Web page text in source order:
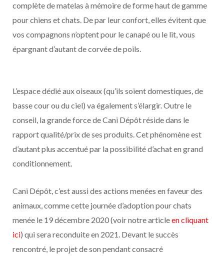
complète de matelas à mémoire de forme haut de gamme
pour chiens et chats. De par leur confort, elles évitent que
vos compagnons n’optent pour le canapé ou le lit, vous
épargnant d’autant de corvée de poils.
L’espace dédié aux oiseaux (qu’ils soient domestiques, de
basse cour ou du ciel) va également s’élargir. Outre le
conseil, la grande force de Cani Dépôt réside dans le
rapport qualité/prix de ses produits. Cet phénomène est
d’autant plus accentué par la possibilité d’achat en grand
conditionnement.
Cani Dépôt, c’est aussi des actions menées en faveur des
animaux, comme cette journée d’adoption pour chats
menée le 19 décembre 2020 (voir notre articleen cliquant
ici) qui sera reconduite en 2021. Devant le succès
rencontré, le projet de son pendant consacré